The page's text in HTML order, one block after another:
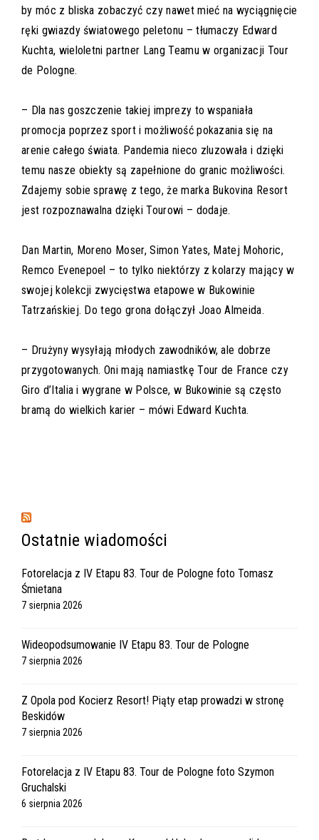
by móc z bliska zobaczyć czy nawet mieć na wyciągnięcie
ręki gwiazdy światowego peletonu – tłumaczy Edward
Kuchta, wieloletni partner Lang Teamu w organizacji Tour
de Pologne.
– Dla nas goszczenie takiej imprezy to wspaniała
promocja poprzez sport i możliwość pokazania się na
arenie całego świata. Pandemia nieco zluzowała i dzięki
temu nasze obiekty są zapełnione do granic możliwości.
Zdajemy sobie sprawę z tego, że marka Bukovina Resort
jest rozpoznawalna dzięki Tourowi – dodaje.
Dan Martin, Moreno Moser, Simon Yates, Matej Mohoric,
Remco Evenepoel – to tylko niektórzy z kolarzy mający w
swojej kolekcji zwycięstwa etapowe w Bukowinie
Tatrzańskiej. Do tego grona dołączył Joao Almeida.
– Drużyny wysyłają młodych zawodników, ale dobrze
przygotowanych. Oni mają namiastkę Tour de France czy
Giro d’Italia i wygrane w Polsce, w Bukowinie są często
bramą do wielkich karier – mówi Edward Kuchta.
Ostatnie wiadomości
Fotorelacja z IV Etapu 83. Tour de Pologne foto Tomasz
Śmietana
7 sierpnia 2026
Wideopodsumowanie IV Etapu 83. Tour de Pologne
7 sierpnia 2026
Z Opola pod Kocierz Resort! Piąty etap prowadzi w stronę
Beskidów
7 sierpnia 2026
Fotorelacja z IV Etapu 83. Tour de Pologne foto Szymon
Gruchalski
6 sierpnia 2026